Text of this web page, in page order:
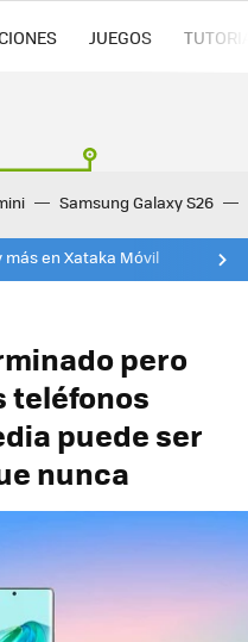
JUEGOS
Samsung Galaxy S26
más en Xataka Móvil
pero
teléfonos
puede ser
nunca